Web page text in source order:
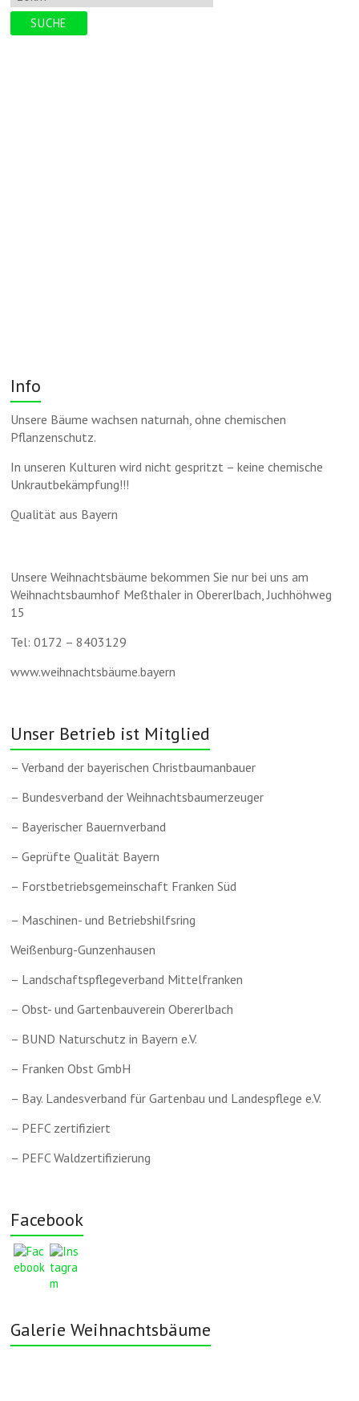
Info
Unsere Bäume wachsen naturnah, ohne chemischen
Pflanzenschutz.
In unseren Kulturen wird nicht gespritzt – keine chemische
Unkrautbekämpfung!!!
Qualität aus Bayern
Unsere Weihnachtsbäume bekommen Sie nur bei uns am
Weihnachtsbaumhof Meßthaler in Obererlbach, Juchhöhweg
15
Tel: 0172 – 8403129
www.weihnachtsbäume.bayern
Unser Betrieb ist Mitglied
– Verband der bayerischen Christbaumanbauer
– Bundesverband der Weihnachtsbaumerzeuger
– Bayerischer Bauernverband
– Geprüfte Qualität Bayern
– Forstbetriebsgemeinschaft Franken Süd
– Maschinen- und Betriebshilfsring
Weißenburg-Gunzenhausen
– Landschaftspflegeverband Mittelfranken
– Obst- und Gartenbauverein Obererlbach
– BUND Naturschutz in Bayern e.V.
– Franken Obst GmbH
– Bay. Landesverband für Gartenbau und Landespflege e.V.
– PEFC zertifiziert
– PEFC Waldzertifizierung
Facebook
Galerie Weihnachtsbäume